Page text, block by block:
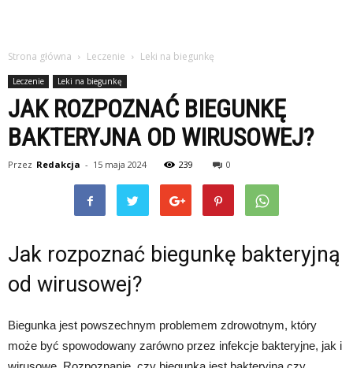
Strona główna Leczenie Leki na biegunkę
Leczenie Leki na biegunkę
JAK ROZPOZNAĆ BIEGUNKĘ
BAKTERYJNA OD WIRUSOWEJ?
Przez Redakcja - 15 maja 2024 239 0
Jak rozpoznać biegunkę bakteryjną
od wirusowej?
Biegunka jest powszechnym problemem zdrowotnym, który
może być spowodowany zarówno przez infekcje bakteryjne, jak i